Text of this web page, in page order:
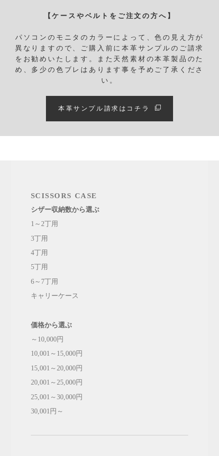
【ケースやベルトをご注文の方へ】
パソコンのモニタのカラーによって、色の見え方が
異なりますので、ご購入前に本革サンプルのご請求
をお勧めいたします。
また天然素材の本革製品のた
め、多少の色ブレはあります事を予めご了承くださ
い。
本革サンプル請求はコチラ
SCISSORS CASE
シザー収納数から選ぶ
1～2丁用
3丁用
4丁用
5丁用
6～7丁用
キャリーケース
価格から選ぶ
～10,000円
10,001～15,000円
15,001～20,000円
20,001～25,000円
25,001～30,000円
30,001円～